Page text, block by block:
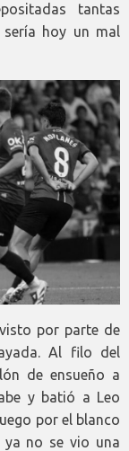
tantas
hoy un mal
por parte de
Al filo del
de ensueño a
y batió a Leo
por el blanco
ya no se vio una